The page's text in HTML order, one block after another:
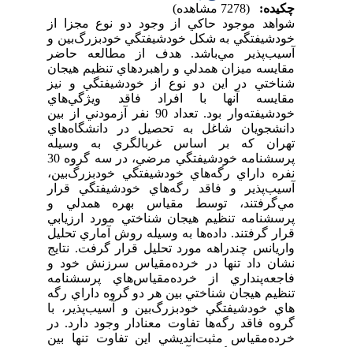
چکیده:
شواهد موجود حاکي از وجود دو نوع مجزا از
خودشيفتگي به شکل خودشيفتگي خودبزرگ‌بين و
آسيب‌پذير مي‌باشد. هدف از مطالعه حاضر
مقايسه ميزان همدلي و راهبردهاي تنظيم هيجان
شناختي در اين دو نوع از خودشيفتگي و نيز
مقايسه آنها با افراد فاقد ويژگي‌هاي
خودشيفته‌وار بود. تعداد 90 نفر آزمودني از بين
دانشجويان شاغل به تحصيل در دانشگاه‌هاي
تهران که بر اساس غربالگري به وسيله
پرسشنامه خودشيفتگي مرضي، در سه گروه 30
نفره داراي رگه‌هاي خودشيفتگي خودبزرگ‌بين،
آسيب‌پذير و فاقد رگه‌هاي خودشيفتگي قرار
مي‌گرفتند، توسط مقياس بهره همدلي و
پرسشنامه تنظيم هيجان شناختي مورد ارزيابي
قرار گرفتند. داده‌ها به وسيله روش آماري تحليل
واريانس چندراهه مورد تحليل قرار گرفت. نتايج
نشان داد تنها در خرده‌مقياس سرزنش خود و
فاجعه‌پنداري از خرده‌مقياس‌هاي پرسشنامه
تنظيم هيجان شناختي بين هر دو گروه داراي رگه
‌هاي خودشيفتگي خودبزرگ‌بين و آسيب‌پذير، با
گروه فاقد رگه‌ها تفاوت معنادار وجود دارد. در
خرده‌مقياس‌ مثبت‌انديشي اين تفاوت تنها بين